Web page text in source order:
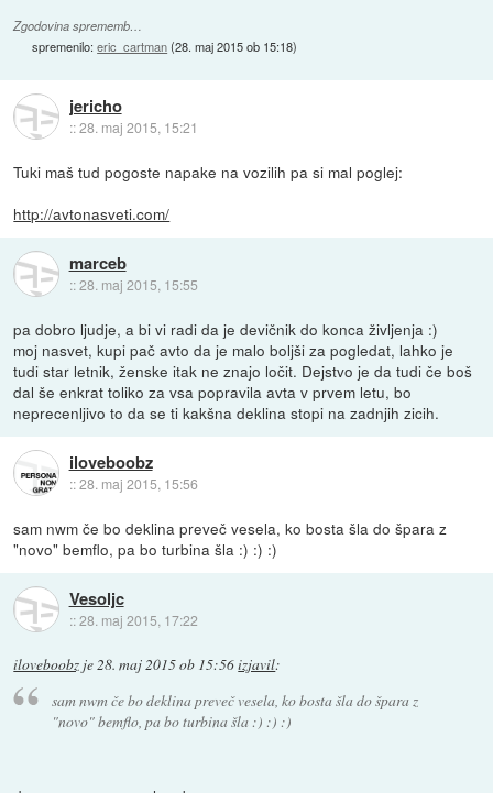
Zgodovina sprememb…
spremenilo:eric_cartman(28. maj 2015 ob 15:18)
jericho
::28. maj 2015, 15:21
Tuki maš tud pogoste napake na vozilih pa si mal poglej:
http://avtonasveti.com/
marceb
::28. maj 2015, 15:55
pa dobro ljudje, a bi vi radi da je devičnik do konca življenja :)
moj nasvet, kupi pač avto da je malo boljši za pogledat, lahko je
tudi star letnik, ženske itak ne znajo ločit. Dejstvo je da tudi če boš
dal še enkrat toliko za vsa popravila avta v prvem letu, bo
neprecenljivo to da se ti kakšna deklina stopi na zadnjih zicih.
iloveboobz
::28. maj 2015, 15:56
sam nwm če bo deklina preveč vesela, ko bosta šla do špara z
"novo" bemflo, pa bo turbina šla :) :) :)
Vesoljc
::28. maj 2015, 17:22
iloveboobz je28. maj 2015 ob 15:56izjavil:
sam nwm če bo deklina preveč vesela, ko bosta šla do špara z
"novo" bemflo, pa bo turbina šla :) :) :)